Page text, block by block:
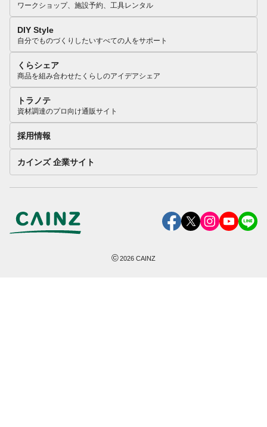
ワークショップ、施設予約、工具レンタル
DIY Style
自分でものづくりしたいすべての人をサポート
くらシェア
商品を組み合わせたくらしのアイデアシェア
トラノテ
資材調達のプロ向け通販サイト
採用情報
カインズ 企業サイト
©2026 CAINZ